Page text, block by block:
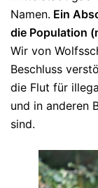
Namen. Ein
die Population
Wir von
Beschluss
die Flut für
und in anderen
sind.